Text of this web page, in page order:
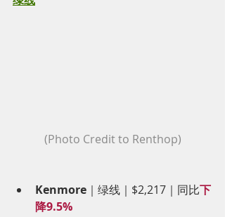
(Photo Credit to Renthop)
Kenmore ｜绿线｜$2,217｜同比下
降9.5%